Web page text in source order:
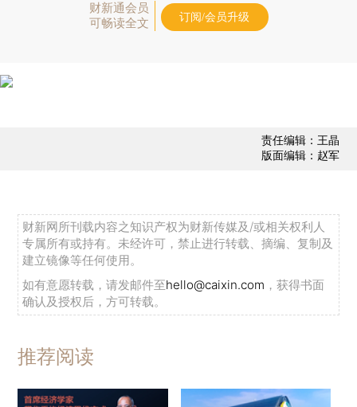
财新通会员
可畅读全文
订阅/会员升级
责任编辑：王晶
版面编辑：赵军
财新网所刊载内容之知识产权为财新传媒及/或相关权利人
专属所有或持有。未经许可，禁止进行转载、摘编、复制及
建立镜像等任何使用。
如有意愿转载，请发邮件至hello@caixin.com ，获得书面
确认及授权后，方可转载。
推荐阅读